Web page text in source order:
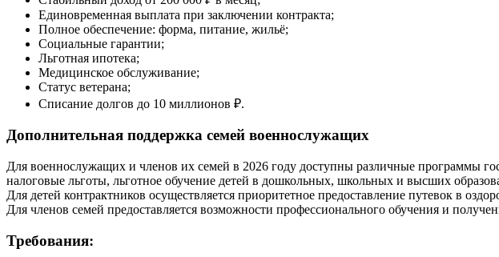
Единовременная выплата при заключении контракта;
Полное обеспечение: форма, питание, жильё;
Социальные гарантии;
Льготная ипотека;
Медицинское обслуживание;
Статус ветерана;
Списание долгов до 10 миллионов ₽.
Дополнительная поддержка семей военнослужащих
Для военнослужащих и членов их семей в 2026 году доступны различные программы
налоговые льготы, льготное обучение детей в дошкольных, школьных и высших
Для детей контрактников осуществляется приоритетное предоставление путевок в
Для членов семей предоставляется возможности профессионального обучения и
Требования: